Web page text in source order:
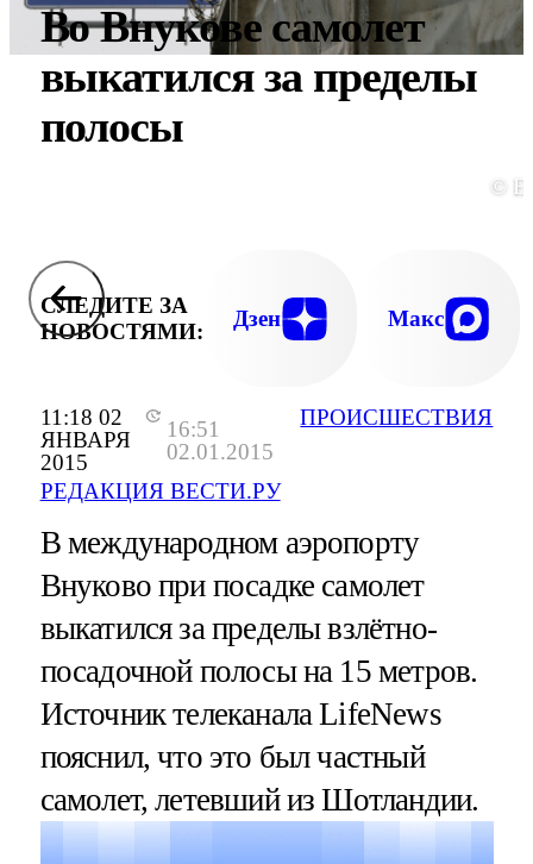
11:18 02
ЯНВАРЯ
2015
16:51
02.01.2015
РЕДАКЦИЯ ВЕСТИ.РУ
ПРОИСШЕСТВИЯ
Во Внукове самолет
выкатился за пределы
полосы
©
СЛЕДИТЕ ЗА
НОВОСТЯМИ:
Дзен Макс
В международном аэропорту
Внуково при посадке самолет
выкатился за пределы взлётно-
посадочной полосы на 15 метров.
Источник телеканала LifeNews
пояснил, что это был частный
самолет, летевший из Шотландии.